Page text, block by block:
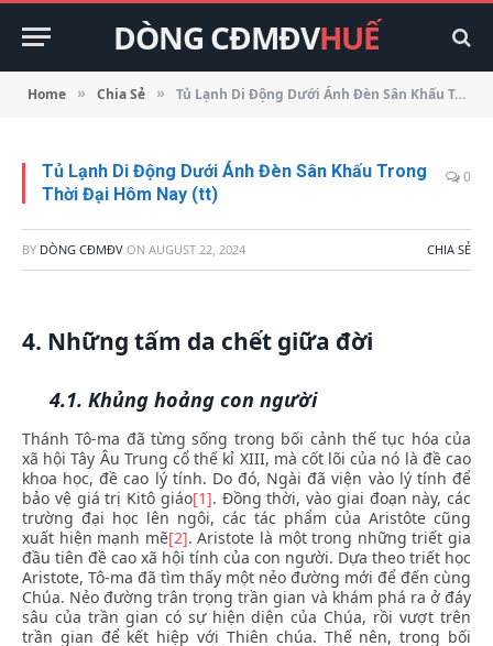
DÒNG CĐMĐVHUẾ
Home » Chia Sẻ » Tủ Lạnh Di Động Dưới Ánh Đèn Sân Khấu Trong Thời Đại Hôm Nay (tt)
Tủ Lạnh Di Động Dưới Ánh Đèn Sân Khấu Trong
Thời Đại Hôm Nay (tt)
0
BY DÒNG CĐMĐV ON AUGUST 22, 2024 CHIA SẺ
4. Những tấm da chết giữa đời
4.1. Khủng hoảng con người
Thánh Tô-ma đã từng sống trong bối cảnh thế tục hóa của
xã hội Tây Âu Trung cổ thế kỉ XIII, mà cốt lõi của nó là đề cao
khoa học, đề cao lý tính. Do đó, Ngài đã viện vào lý tính để
bảo vệ giá trị Kitô giáo[1]. Đồng thời, vào giai đoạn này, các
trường đại học lên ngôi, các tác phẩm của Aristôte cũng
xuất hiện mạnh mẽ[2]. Aristote là một trong những triết gia
đầu tiên đề cao xã hội tính của con người. Dựa theo triết học
Aristote, Tô-ma đã tìm thấy một nẻo đường mới để đến cùng
Chúa. Nẻo đường trân trọng trần gian và khám phá ra ở đáy
sâu của trần gian có sự hiện diện của Chúa, rồi vượt trên
trần gian để kết hiệp với Thiên chúa. Thế nên, trong bối